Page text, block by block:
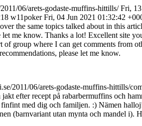
06/arets-godaste-muffins-hittills/Fri,
w11poker Fri, 04 Jun 2021 01:32:42
the same topics talked about in this
let me know. Thanks a lot! Excellent site
of group where I can get comments from
please let me know.
2011/06/arets-godaste-muffins-hittills/
efter recept på rabarbermuffins och
med dig och familjen. :) Nämen
(barnvariant utan mynta och mandel i).